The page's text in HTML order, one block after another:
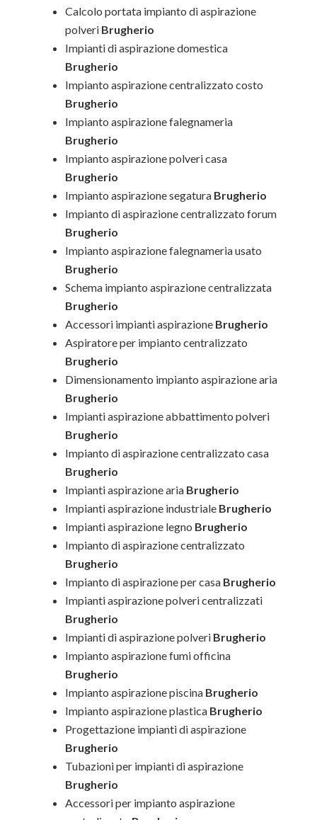
Calcolo portata impianto di aspirazione
polveri Brugherio
Impianti di aspirazione domestica
Brugherio
Impianto aspirazione centralizzato costo
Brugherio
Impianto aspirazione falegnameria
Brugherio
Impianto aspirazione polveri casa
Brugherio
Impianto aspirazione segatura Brugherio
Impianto di aspirazione centralizzato forum
Brugherio
Impianto aspirazione falegnameria usato
Brugherio
Schema impianto aspirazione centralizzata
Brugherio
Accessori impianti aspirazione Brugherio
Aspiratore per impianto centralizzato
Brugherio
Dimensionamento impianto aspirazione aria
Brugherio
Impianti aspirazione abbattimento polveri
Brugherio
Impianto di aspirazione centralizzato casa
Brugherio
Impianti aspirazione aria Brugherio
Impianti aspirazione industriale Brugherio
Impianti aspirazione legno Brugherio
Impianto di aspirazione centralizzato
Brugherio
Impianto di aspirazione per casa Brugherio
Impianti aspirazione polveri centralizzati
Brugherio
Impianti di aspirazione polveri Brugherio
Impianto aspirazione fumi officina
Brugherio
Impianto aspirazione piscina Brugherio
Impianto aspirazione plastica Brugherio
Progettazione impianti di aspirazione
Brugherio
Tubazioni per impianti di aspirazione
Brugherio
Accessori per impianto aspirazione